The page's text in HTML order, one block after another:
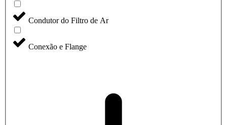
Condutor do Filtro de Ar
Conexão e Flange